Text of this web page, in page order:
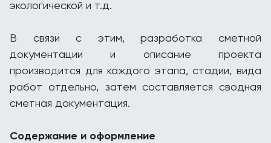
экологической и т.д.
В связи с этим, разработка сметной
документации и описание проекта
производится для каждого этапа, стадии, вида
работ отдельно, затем составляется сводная
сметная документация.
Содержание и оформление